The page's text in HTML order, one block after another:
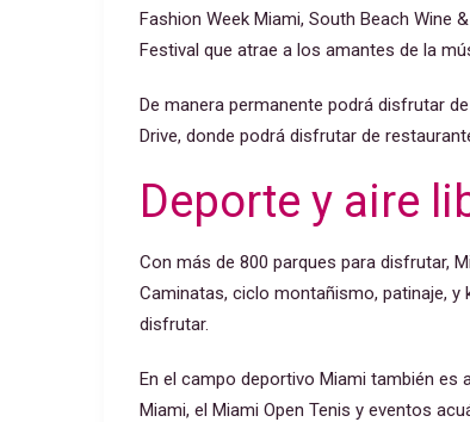
Fashion Week Miami, South Beach Wine
Festival que atrae a los amantes de la
De manera permanente podrá disfrutar
Drive, donde podrá disfrutar de
Deporte y aire
Con más de 800 parques para disfrutar,
Caminatas, ciclo montañismo, patinaje,
disfrutar.
En el campo deportivo Miami también
Miami, el Miami Open Tenis y eventos